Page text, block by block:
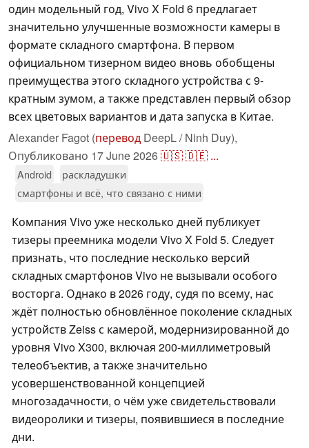
один модельный год, Vivo X Fold 6 предлагает
значительно улучшенные возможности камеры в
формате складного смартфона. В первом
официальном тизерном видео вновь обобщены
преимущества этого складного устройства с 9-
кратным зумом, а также представлен первый обзор
всех цветовых вариантов и дата запуска в Китае.
Alexander Fagot (перевод DeepL / Ninh Duy),
Опубликовано 17 June 2026🇺🇸🇩🇪 ...
Android
раскладушки
смартфоны и всё, что связано с ними
Компания Vivo уже несколько дней публикует
тизеры преемника модели Vivo X Fold 5. Следует
признать, что последние несколько версий
складных смартфонов Vivo не вызывали особого
восторга. Однако в 2026 году, судя по всему, нас
ждёт полностью обновлённое поколение складных
устройств Zeiss с камерой, модернизированной до
уровня Vivo X300, включая 200-миллиметровый
телеобъектив, а также значительно
усовершенствованной концепцией
многозадачности, о чём уже свидетельствовали
видеоролики и тизеры, появившиеся в последние
дни.